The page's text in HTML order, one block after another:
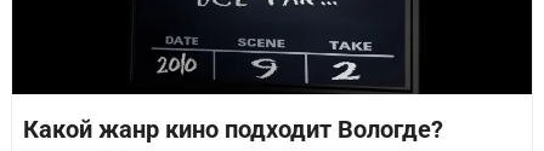
Какой жанр кино подходит Вологде?